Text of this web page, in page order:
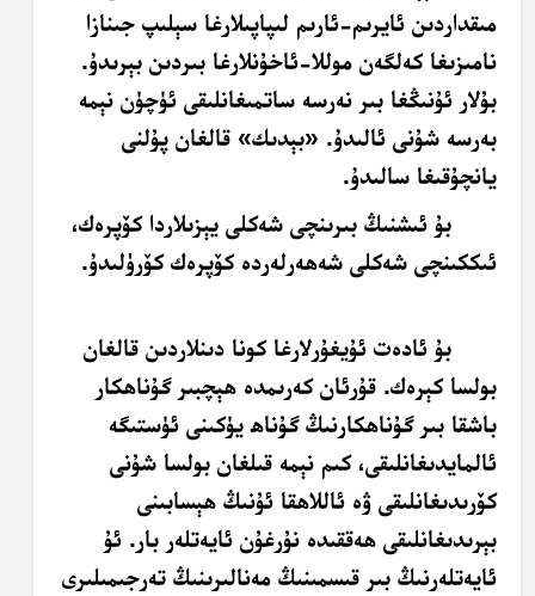
مىقداردىن ئايرىم-ئارىم لىپاپىلارغا سېلىپ جىنازا
نامىزىغا كەلگەن موللا-ئاخۇنلارغا بىردىن بېرىدۇ.
بۇلار ئۇنىڭغا بىر نەرسە ساتمىغانلىقى ئۈچۈن نېمە
بەرسە شۇنى ئالىدۇ. «بېدىك» قالغان پۇلنى
يانچۇقىغا سالىدۇ.
بۇ ئىشنىڭ بىرىنچى شەكلى يېزىلاردا كۆپرەك،
ئىككىنچى شەكلى شەھەرلەردە كۆپرەك كۆرۈلىدۇ.
بۇ ئادەت ئۇيغۇرلارغا كونا دىنلاردىن قالغان
بولسا كېرەك. قۇرئان كەرىمدە ھېچبىر گۇناھكار
باشقا بىر گۇناھكارنىڭ گۇناھ يۈكىنى ئۈستىگە
ئالمايدىغانلىقى، كىم نېمە قىلغان بولسا شۇنى
كۆرىدىغانلىقى ۋە ئاللاھقا ئۇنىڭ ھېسابىنى
بېرىدىغانلىقى ھەققىدە نۇرغۇن ئايەتلەر بار. ئۇ
ئايەتلەرنىڭ بىر قىسمىنىڭ مەنالىرىنىڭ تەرجىمىلىرى